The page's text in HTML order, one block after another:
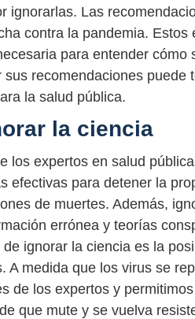
ignorarlas. Las
contra la pandemia. Estos
para entender cómo
recomendaciones puede
la salud pública.
la ciencia
los expertos en salud
efectivas para detener la
de muertes. Además,
errónea y teorías
ignorar la ciencia es la
A medida que los virus se
de los expertos y
que mute y se vuelva